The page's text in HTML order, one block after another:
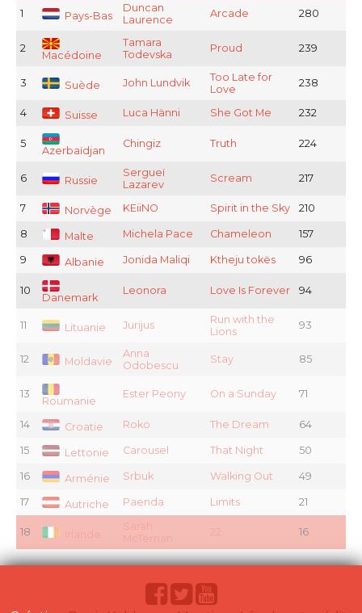
1 Pays-Bas
Duncan
Laurence
Arcade 280
2
Macédoine
Tamara
Todevska
Proud 239
3 Suède John Lundvik
Too Late for
Love
238
4 Suisse Luca Hänni She Got Me 232
5
Azerbaïdjan
Chingiz Truth 224
6 Russie
Sergueï
Lazarev
Scream 217
7 Norvège KEiiNO Spirit in the Sky 210
8 Malte Michela Pace Chameleon 157
9 Albanie Jonida Maliqi Ktheju tokës 96
10
Danemark
Leonora Love Is Forever 94
11 Lituanie Jurijus
Run with the
Lions
93
12 Moldavie
Anna
Odobescu
Stay 85
13
Roumanie
Ester Peony On a Sunday 71
14 Croatie Roko The Dream 64
15 Lettonie Carousel That Night 50
16 Arménie Srbuk Walking Out 49
17 Autriche Paenda Limits 21
18 Irlande
Sarah
McTernan
16